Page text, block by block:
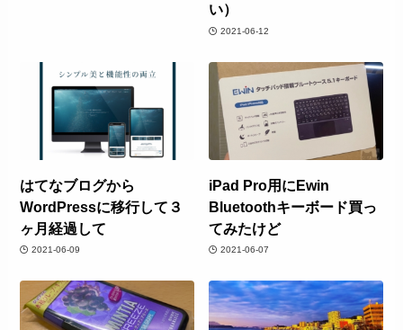
い）
2021-06-12
はてなブログから
WordPressに移行して３
ヶ月経過して
2021-06-09
iPad Pro用にEwin
Bluetoothキーボード買っ
てみたけど
2021-06-07